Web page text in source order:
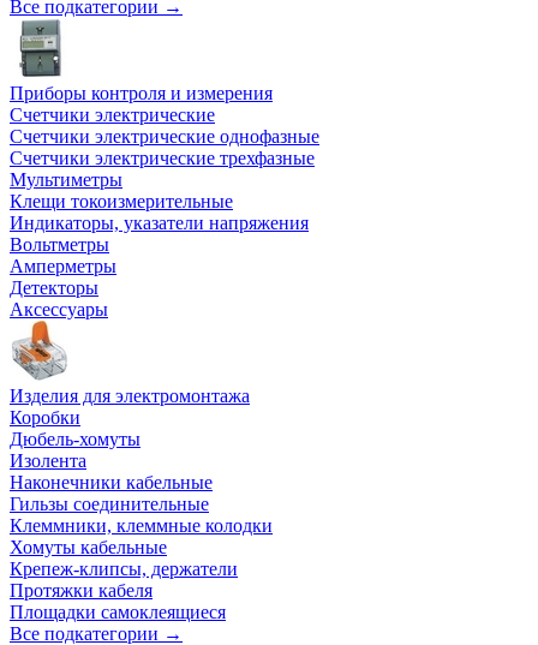
Все подкатегории →
Приборы контроля и измерения
Счетчики электрические
Счетчики электрические однофазные
Счетчики электрические трехфазные
Мультиметры
Клещи токоизмерительные
Индикаторы, указатели напряжения
Вольтметры
Амперметры
Детекторы
Аксессуары
Изделия для электромонтажа
Коробки
Дюбель-хомуты
Изолента
Наконечники кабельные
Гильзы соединительные
Клеммники, клеммные колодки
Хомуты кабельные
Крепеж-клипсы, держатели
Протяжки кабеля
Площадки самоклеящиеся
Все подкатегории →